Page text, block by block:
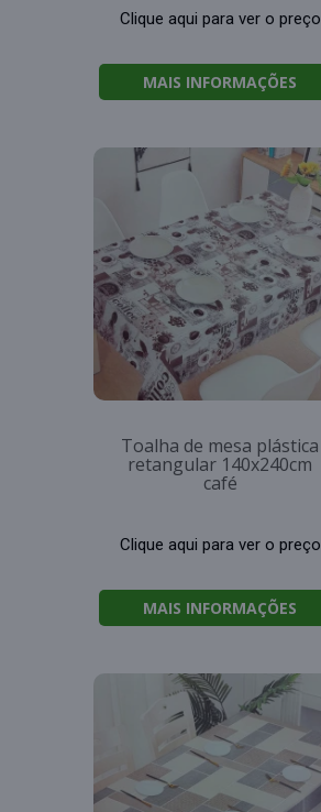
Clique aqui para ver o preço
MAIS INFORMAÇÕES
Toalha de mesa plástica
retangular 140x240cm
café
Clique aqui para ver o preço
MAIS INFORMAÇÕES